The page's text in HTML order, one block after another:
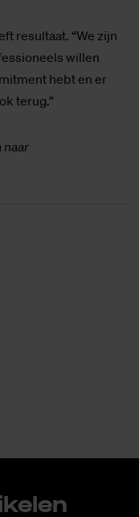
resultaat. “We zijn
willen
hebt en er
terug.”
naar